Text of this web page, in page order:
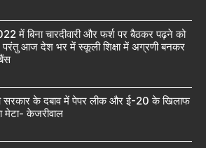
में बिना चारदीवारी और फर्श पर बैठकर पढ़ने को
परंतु आज देश भर में स्कूली शिक्षा में अग्रणी बनकर
के दबाव में पेपर लीक और ई-20 के खिलाफ
मेटा- केजरीवाल